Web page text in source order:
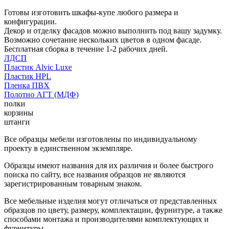
Готовы изготовить шкафы-купе любого размера и
конфигурации.
Декор и отделку фасадов можно выполнить под вашу задумку.
Возможно сочетание нескольких цветов в одном фасаде.
Бесплатная сборка в течение 1-2 рабочих дней.
ЛДСП
Пластик Alvic Luxe
Пластик HPL
Пленка ПВХ
Полотно АГТ (МДФ)
полки
корзины
штанги
Все образцы мебели изготовлены по индивидуальному
проекту в единственном экземпляре.
Образцы имеют названия для их различия и более быстрого
поиска по сайту, все названия образцов не являются
зарегистрированным товарным знаком.
Все мебельные изделия могут отличаться от представленных
образцов по цвету, размеру, комплектации, фурнитуре, а также
способами монтажа и производителями комплектующих и